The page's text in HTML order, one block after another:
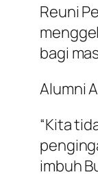
Reuni
bagi
Alumni
“Kita
imbuh